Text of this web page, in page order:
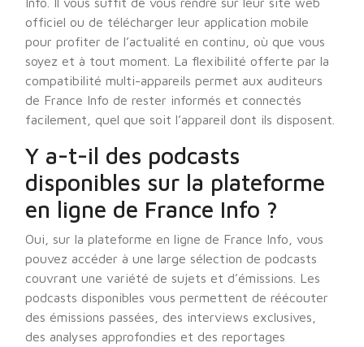
officiel ou de télécharger leur application mobile
pour profiter de l’actualité en continu, où que vous
soyez et à tout moment. La flexibilité offerte par la
compatibilité multi-appareils permet aux auditeurs
de France Info de rester informés et connectés
facilement, quel que soit l’appareil dont ils disposent.
Y a-t-il des podcasts
disponibles sur la plateforme
en ligne de France Info ?
Oui, sur la plateforme en ligne de France Info, vous
pouvez accéder à une large sélection de podcasts
couvrant une variété de sujets et d’émissions. Les
podcasts disponibles vous permettent de réécouter
des émissions passées, des interviews exclusives,
des analyses approfondies et des reportages